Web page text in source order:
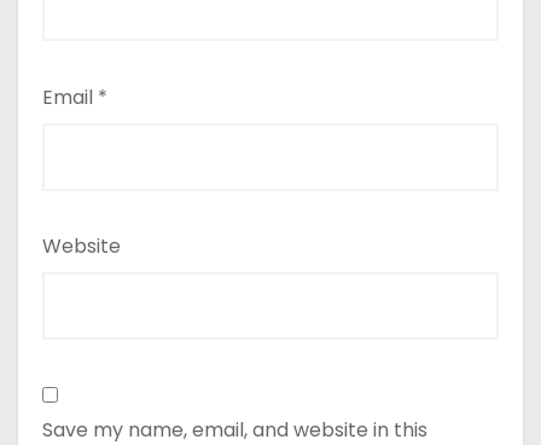
Email *
Website
Save my name, email, and website in this